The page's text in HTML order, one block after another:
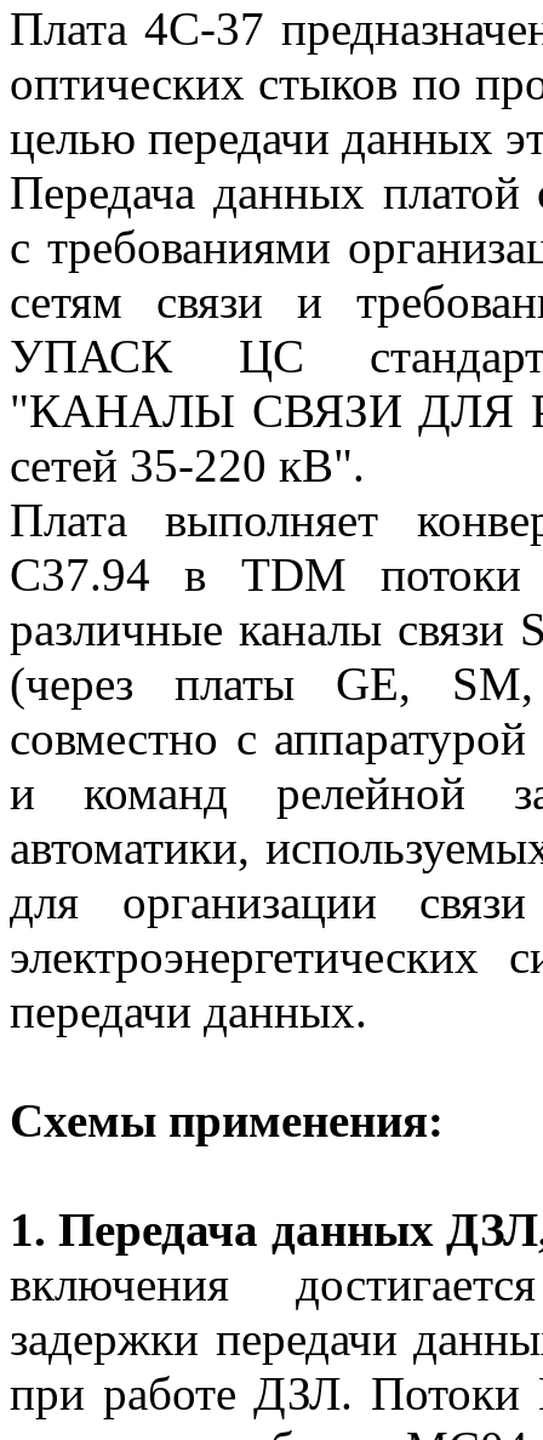
Плата 4C-37
оптических стыков по
целью передачи данных
Передача данных платой
с требованиями
сетям связи и
УПАСК ЦС
"КАНАЛЫ СВЯЗИ ДЛЯ
сетей 35-220 кВ".
Плата выполняет
C37.94 в TDM потоки
различные каналы связи
(через платы GE,
совместно с
и команд релейной
автоматики,
для организации
передачи данных.
Схемы применения:
1. Передача данных
включения
задержки передачи
при работе ДЗЛ. Потоки